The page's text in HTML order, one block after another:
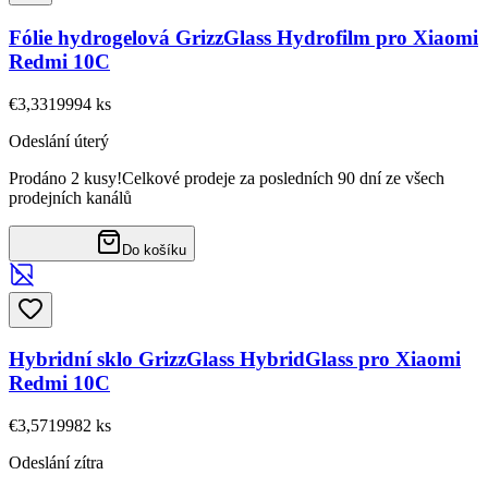
Fólie hydrogelová GrizzGlass Hydrofilm pro Xiaomi
Redmi 10C
€3,3319994 ks
Odeslání úterý
Prodáno 2 kusy!Celkové prodeje za posledních 90 dní ze všech
prodejních kanálů
Do košíku
Hybridní sklo GrizzGlass HybridGlass pro Xiaomi
Redmi 10C
€3,5719982 ks
Odeslání zítra